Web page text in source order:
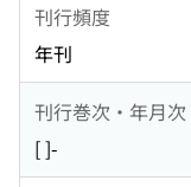
刊行頻度
年刊
刊行巻次・年月次
[ ]-